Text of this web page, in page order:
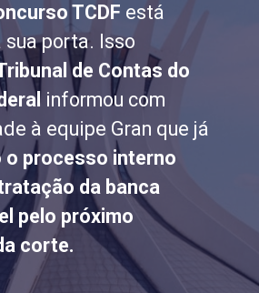
TCDF está
sua porta. Isso
de Contas do
informou com
à equipe Gran que já
o processo interno
da banca
pelo próximo
corte.